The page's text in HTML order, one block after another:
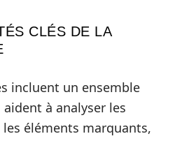
CLÉS DE LA
incluent un ensemble
à analyser les
éléments marquants,